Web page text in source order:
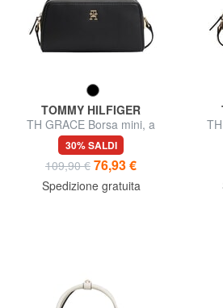
TOMMY HILFIGER
TH GRACE Borsa mini, a
tracolla
30% SALDI
109,90 € 76,93 €
Spedizione gratuita